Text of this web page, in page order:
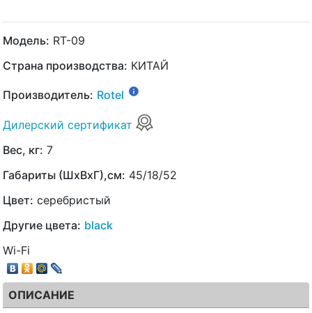
Модель: RT-09
Страна производства: КИТАЙ
Производитель: Rotel
Дилерский сертификат
Вес, кг: 7
Габариты (ШхВхГ),см: 45/18/52
Цвет: серебристый
Другие цвета: black
Wi-Fi
ОПИСАНИЕ